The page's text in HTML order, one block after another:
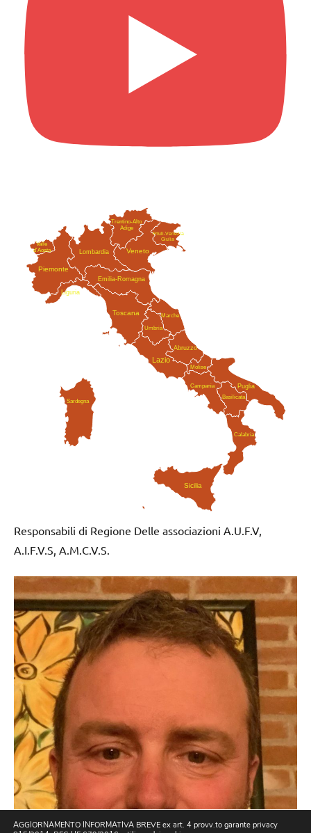
Abruzzo
Valle
d'Aosta
Puglia
Basilicata
Calabria
Campania
Emilia-Romagna
Friuli-Venezia
Giulia
Lazio
Liguria
Lombardia
Marche
Molise
Piemonte
Sardegna
Sicilia
Trentino-Alto
Adige
Toscana
Umbria
Veneto
Responsabili di Regione Delle associazioni A.U.F.V,
A.I.F.V.S, A.M.C.V.S.
AGGIORNAMENTO INFORMATIVA BREVE ex art. 4 provv.to garante privacy